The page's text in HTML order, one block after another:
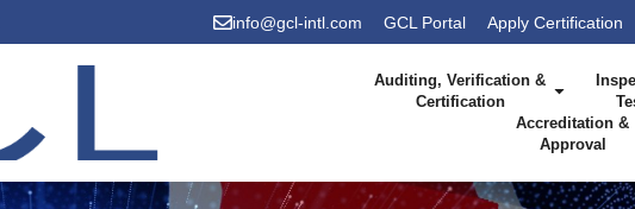
info@gcl-intl.com GCL Portal Apply Certification
Auditing, Verification &
Certification
Accreditation &
Approval